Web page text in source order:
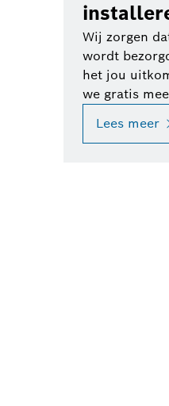
Wij zorgen
wordt
het jou
we gratis
Lees meer